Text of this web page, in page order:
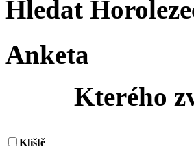
Hledat
Anketa
Kterého
Klíště